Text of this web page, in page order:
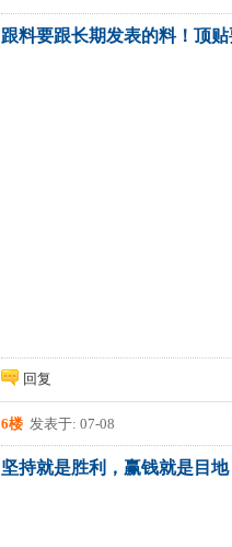
跟料要跟长期发表的料！顶
回复
6楼 发表于: 07-08
坚持就是胜利，赢钱就是目